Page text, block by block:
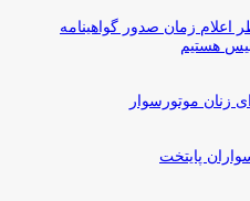
اعلام زمان صدور گواهینامه
هستیم
زنان موتورسوار
پایتخت